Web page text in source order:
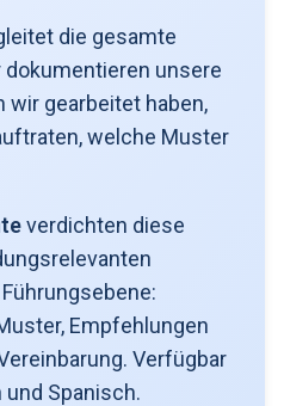
die gesamte
unsere
gearbeitet haben,
welche Muster
verdichten diese
Empfehlungen
Verfügbar
Spanisch.